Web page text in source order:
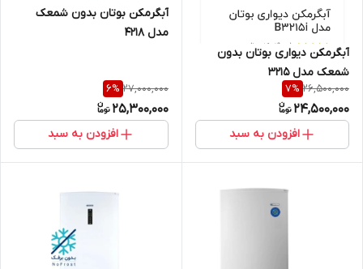
آبگرمکن دیواری بوتان بدون
شمعک مدل 3215
26,500,000
7%
24,500,000
افزودن به سبد
آبگرمکن بوتان بدون شمعک
مدل 4218
27,000,000
6%
25,300,000
افزودن به سبد